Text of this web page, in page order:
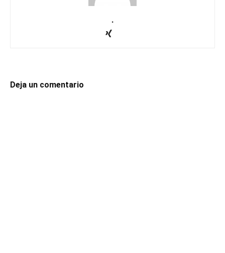
.
Deja un comentario